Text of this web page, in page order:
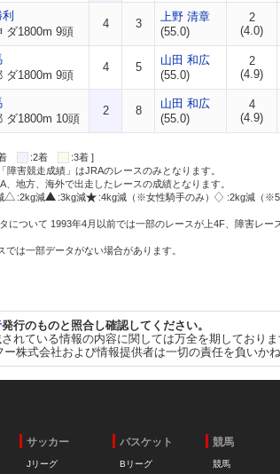
ダ1800m 9頭
4 3
上野 清章
(55.0)
2
(4.0)
ダ1800m 9頭
4 5
山田 和広
(55.0)
2
(4.9)
ダ1800m 10頭
2 8
山田 和広
(55.0)
4
(4.9)
:2着
:3着 ]
害競走成績」はJRAのレースのみとなります。
地方、海外で出走したレースの成績となります。
:2kg減 :3kg減 :4kg減（※女性騎手のみ）
:2kg減（※5
について 1993年4月以前では一部のレースが上4F、障害レー
は一部データがない場合があります。
発行のものと照合し確認してください。
れている情報の内容に関しては万全を期してお
株式会社および情報提供者は一切の責任を負いかね
サッカー
Jリーグ
バスケット
Bリーグ
競馬
競馬